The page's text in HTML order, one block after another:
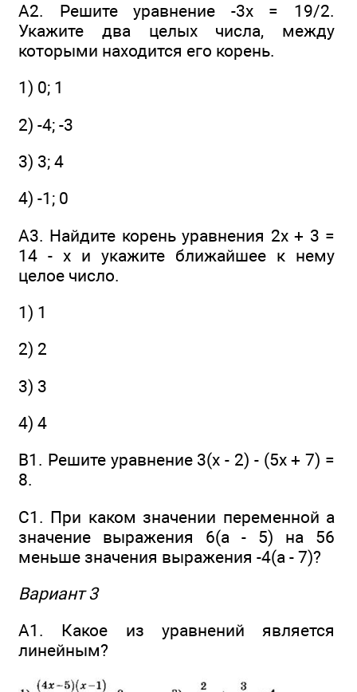
А2. Решите уравнение -3х = 19/2.
Укажите два целых числа, между
которыми находится его корень.
1) 0; 1
2) -4; -3
3) 3; 4
4) -1; 0
А3. Найдите корень уравнения 2x + 3 =
14 - x и укажите ближайшее к нему
целое число.
1) 1
2) 2
3) 3
4) 4
В1. Решите уравнение 3(x - 2) - (5x + 7) =
8.
С1. При каком значении переменной а
значение выражения 6(а - 5) на 56
меньше значения выражения -4(а - 7)?
Вариант 3
А1. Какое из уравнений является
линейным?